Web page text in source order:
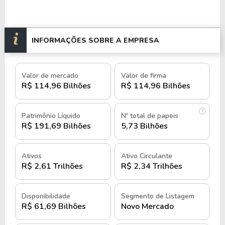
História e quando foi criado o Banco
do Brasil
Com uma história que remonta a mais de 200 anos,
o Banco do Brasil foi fundado em 1808, no Rio de
Janeiro por Dom João VI, como parte de um
esforço para modernizar e fortalecer a economia
brasileira.
Na época ainda era uma colônia de Portugal, então
a criação do banco foi motivada pela necessidade de
organizar o sistema financeiro, fomentar o crédito e
facilitar o comércio.
Nos seus primeiros anos de operação, o Banco do
Brasil enfrentou desafios relacionados à
INFORMAÇÕES SOBRE A EMPRESA
Valor de mercado
R$ 114,96 Bilhões
Valor de firma
R$ 114,96 Bilhões
Patrimônio Líquido
R$ 191,69 Bilhões
Nº total de papeis
5,73 Bilhões
Ativos
R$ 2,61 Trilhões
Ativo Circulante
R$ 2,34 Trilhões
Disponibilidade
R$ 61,69 Bilhões
Segmento de Listagem
Novo Mercado